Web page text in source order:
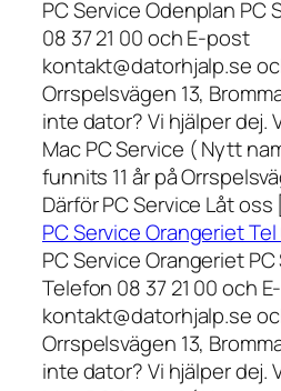
PC Service Odenplan PC
08 37 21 00 och E-post
kontakt@datorhjalp.se
Orrspelsvägen 13,
inte dator? Vi hjälper dej.
Mac PC Service ( Nytt
funnits 11 år på
Därför PC Service Låt oss
PC Service Orangeriet Tel
PC Service Orangeriet
Telefon 08 37 21 00 och
kontakt@datorhjalp.se
Orrspelsvägen 13,
inte dator? Vi hjälper dej.